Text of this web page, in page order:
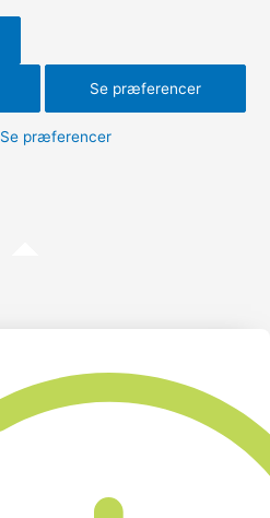
Se præferencer
Se præferencer